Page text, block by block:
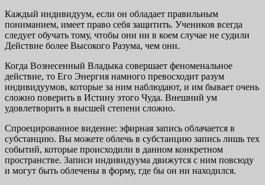
Каждый индивидуум, если он обладает правильным
пониманием, имеет право себя защитить. Учеников всегда
следует обучать тому, чтобы они ни в коем случае не судили
Действие более Высокого Разума, чем они.
Когда Вознесенный Владыка совершает феноменальное
действие, то Его Энергия намного превосходит разум
индивидуумов, которые за ним наблюдают, и им бывает очень
сложно поверить в Истину этого Чуда. Внешний ум
удовлетворить в высшей степени сложно.
Спроецированное видение: эфирная запись облачается в
субстанцию. Вы можете облечь в субстанцию запись лишь тех
событий, которые происходили в данном конкретном
пространстве. Записи индивидуума движутся с ним повсюду
и могут быть облечены в форму, где бы он ни находился.